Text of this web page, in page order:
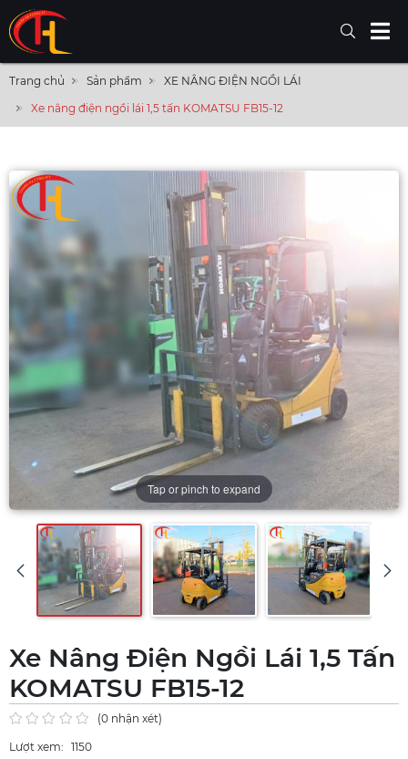
Trang chủ Sản phẩm
XE NÂNG ĐIỆN NGỒI LÁI
Xe nâng điện ngồi lái 1,5 tấn KOMATSU FB15-12
Tap or pinch to expand
Xe Nâng Điện Ngồi Lái 1,5 Tấn
KOMATSU FB15-12
(0 nhận xét)
Lượt xem: 1150